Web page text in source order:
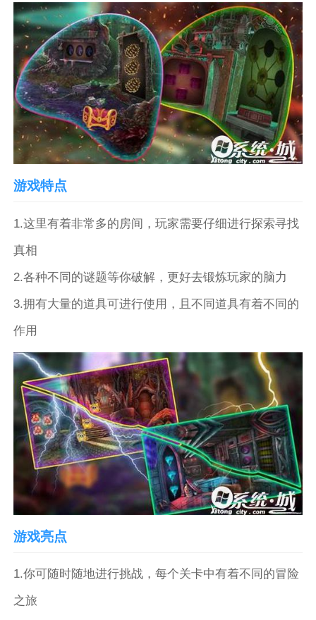
游戏特点
1.这里有着非常多的房间，玩家需要仔细进行探索寻找
真相
2.各种不同的谜题等你破解，更好去锻炼玩家的脑力
3.拥有大量的道具可进行使用，且不同道具有着不同的
作用
游戏亮点
1.你可随时随地进行挑战，每个关卡中有着不同的冒险
之旅